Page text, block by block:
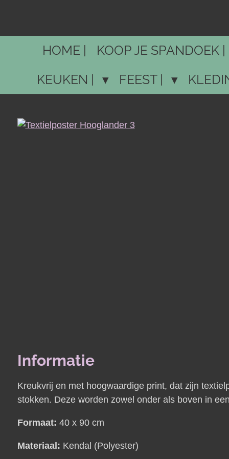
naar
HOME |
KOOP JE SPANDOEK |
KEUKEN |
FEEST |
Informatie
Kreukvrij en met hoogwaardige print, dat zijn
stokken. Deze worden zowel onder als boven in
Formaat: 40 x 90 cm
Materiaal: Kendal (Polyester)